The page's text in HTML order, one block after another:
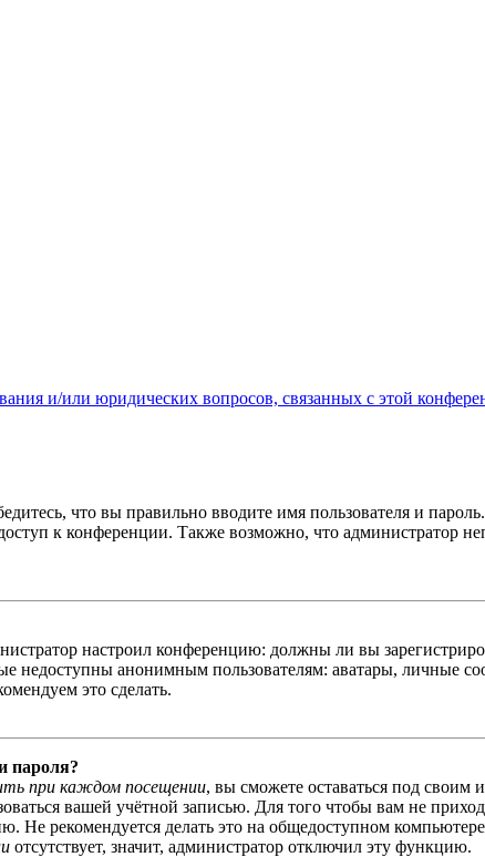
и/или юридических вопросов, связанных с этой
что вы правильно вводите имя пользователя и
к конференции. Также возможно, что администратор
настроил конференцию: должны ли вы
недоступны анонимным пользователям: аватары, личные
это сделать.
пароля?
при каждом посещении, вы сможете оставаться под своим
вашей учётной записью. Для того чтобы вам не
рекомендуется делать это на общедоступном
отсутствует, значит, администратор отключил эту функцию.